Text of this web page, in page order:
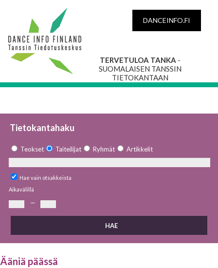
DANCEINFO.FI
TERVETULOA TANKA -
SUOMALAISEN TANSSIN
TIETOKANTAAN
Tietokantahaku
Teokset Taiteilijat Ryhmät Artikkelit
Hae vain otsakkeista
Aikavälillä
—
Ääniä päässä